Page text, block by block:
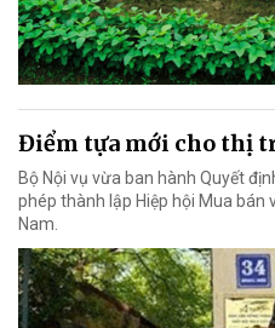
Điểm tựa mới cho thị
Bộ Nội vụ vừa ban hành Quyết
phép thành lập Hiệp hội Mua bán
Nam.